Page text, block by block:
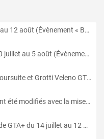
GTA Online : Détails des bonus du 6 au 12 août (Évènement « Braquages de l'été » - Suite et fin)
GTA Online : Détails des bonus du 30 juillet au 5 août (Évènement « Braquages d'été »)
GTA Online : Les Pegassi Ignus de poursuite et Grotti Veleno GT sont maintenant disponibles
GTA Online : Les gains des casses ont été modifiés avec la mise à jour « Le Braquage du Kortz Center »
GTA Online : Détails des avantages de GTA+ du 14 juillet au 12 août